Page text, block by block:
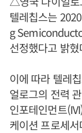
텔레칩스는
g
선정했다고 밝혔
이에 따라 텔레
얼로그의 전력
인포테인먼트
케이션 프로세서